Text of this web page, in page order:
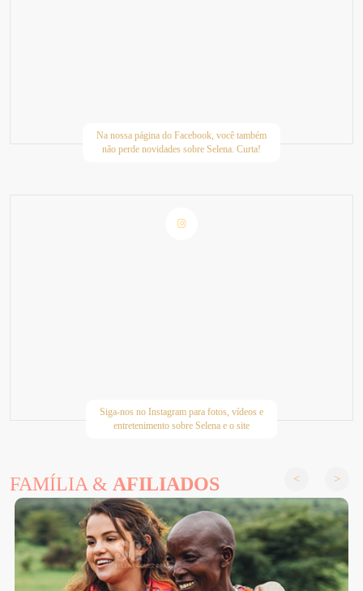
Na nossa página do Facebook, você também
não perde novidades sobre Selena. Curta!
Siga-nos no Instagram para fotos, vídeos e
entretenimento sobre Selena e o site
FAMÍLIA & AFILIADOS